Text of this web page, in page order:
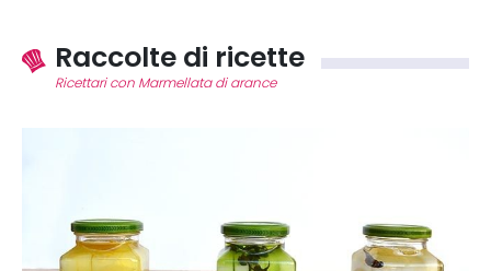
Raccolte di ricette
Ricettari con Marmellata di arance